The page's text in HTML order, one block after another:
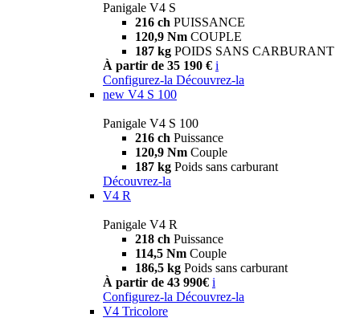
Panigale V4 S
216 ch PUISSANCE
120,9 Nm COUPLE
187 kg POIDS SANS CARBURANT
À partir de 35 190 € i
Configurez-la Découvrez-la
new V4 S 100
Panigale V4 S 100
216 ch Puissance
120,9 Nm Couple
187 kg Poids sans carburant
Découvrez-la
V4 R
Panigale V4 R
218 ch Puissance
114,5 Nm Couple
186,5 kg Poids sans carburant
À partir de 43 990€ i
Configurez-la Découvrez-la
V4 Tricolore